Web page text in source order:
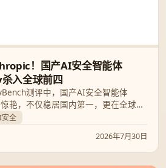
！国产AI安全智能体
入全球前四
测评中，国产AI安全智能体
艳，不仅稳居国内第一，更在全球范
度解析其如何凭借先进技术在网络安
全
2026年7月30日